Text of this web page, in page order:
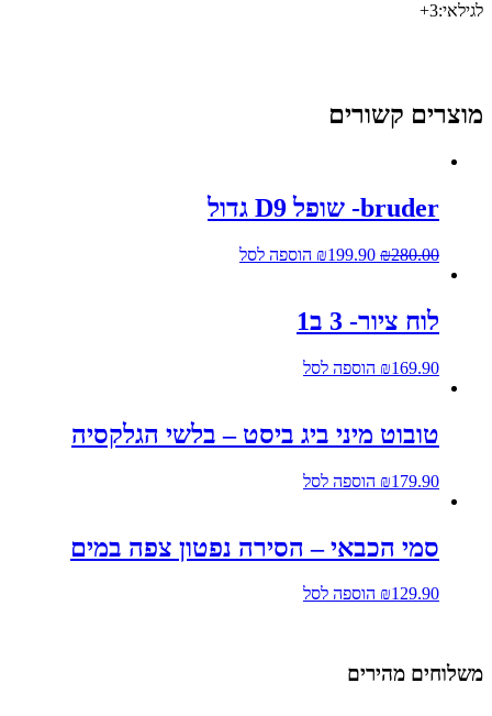
קשורים
bruder- שופל D9 גדול
₪280.00
₪199.90 הוספה לסל
לוח ציור- 3 ב1
₪169.90 הוספה לסל
טובוט מיני ביג ביסט – בלשי הגלקסיה
₪179.90 הוספה לסל
סמי הכבאי – הסירה נפטון צפה במים
₪129.90 הוספה לסל
מהירים